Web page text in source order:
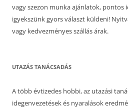
vagy szezon munka ajánlatok, pontos
igyekszünk gyors választ küldeni!
vagy kedvezményes szállás árak.
UTAZÁS TANÁCSADÁS
A több évtizedes hobbi, az utazási
idegenvezetések és nyaralások